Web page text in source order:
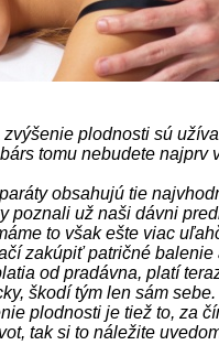
plodnosti sú
tomu nebudete
obsahujú tie
poznali už naši dávni
to však ešte viac
zakúpiť patričné balenie
od pradávna, platí
škodí tým len sám
plodnosti je tiež to, za
tak si to náležite